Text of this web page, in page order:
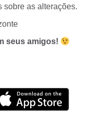
sobre as alterações.
seus amigos!